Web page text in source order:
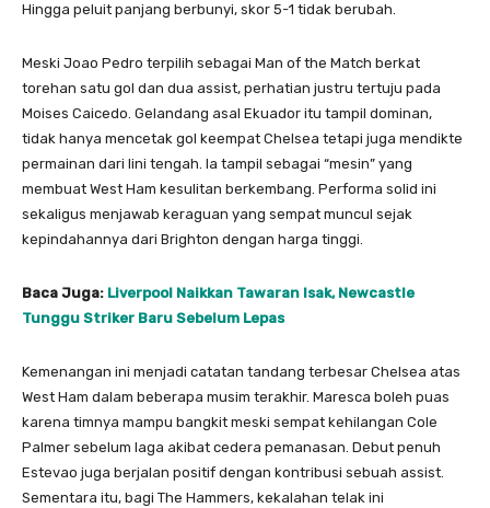
Hingga peluit panjang berbunyi, skor 5-1 tidak berubah.
Meski Joao Pedro terpilih sebagai Man of the Match berkat
torehan satu gol dan dua assist, perhatian justru tertuju pada
Moises Caicedo. Gelandang asal Ekuador itu tampil dominan,
tidak hanya mencetak gol keempat Chelsea tetapi juga mendikte
permainan dari lini tengah. Ia tampil sebagai “mesin” yang
membuat West Ham kesulitan berkembang. Performa solid ini
sekaligus menjawab keraguan yang sempat muncul sejak
kepindahannya dari Brighton dengan harga tinggi.
Baca Juga: Liverpool Naikkan Tawaran Isak, Newcastle
Tunggu Striker Baru Sebelum Lepas
Kemenangan ini menjadi catatan tandang terbesar Chelsea atas
West Ham dalam beberapa musim terakhir. Maresca boleh puas
karena timnya mampu bangkit meski sempat kehilangan Cole
Palmer sebelum laga akibat cedera pemanasan. Debut penuh
Estevao juga berjalan positif dengan kontribusi sebuah assist.
Sementara itu, bagi The Hammers, kekalahan telak ini